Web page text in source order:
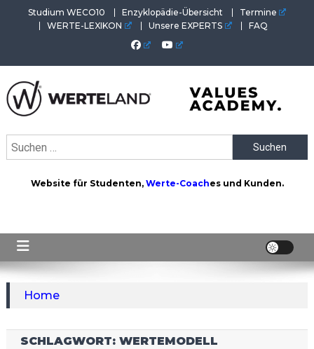
Studium WECO10 Enzyklopädie-Übersicht
Termine
WERTE-LEXIKON
Unsere EXPERTS FAQ
Akademie. Wertvolles für Werte-Coaches.
Suchen
nach:
Website für Studenten, Werte-Coaches und Kunden.
Home
SCHLAGWORT: WERTEMODELL